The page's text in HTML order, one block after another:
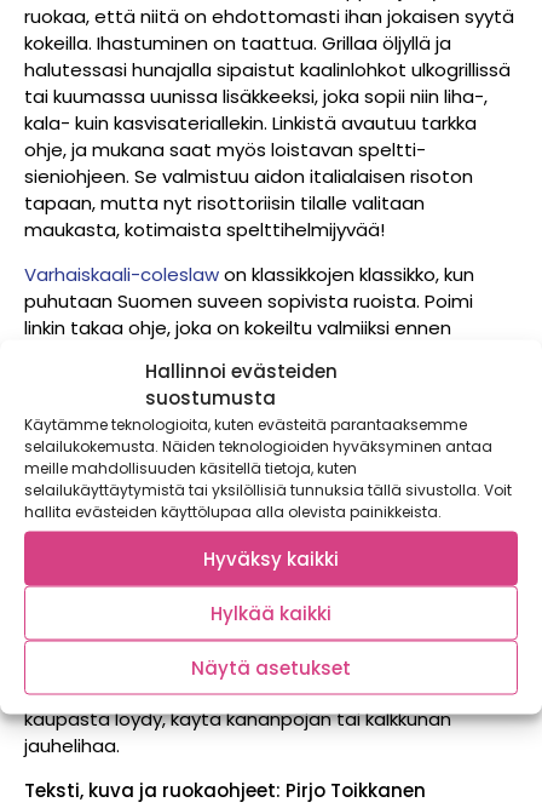
Hallinnoi evästeiden
suostumusta
Käytämme teknologioita, kuten evästeitä parantaaksemme
selailukokemusta. Näiden teknologioiden hyväksyminen antaa
meille mahdollisuuden käsitellä tietoja, kuten
selailukäyttäytymistä tai yksilöllisiä tunnuksia tällä sivustolla. Voit
hallita evästeiden käyttölupaa alla olevista painikkeista.
Hyväksy kaikki
Hylkää kaikki
Näytä asetukset
ruokaa, että niitä on ehdottomasti ihan jokaisen syytä
kokeilla. Ihastuminen on taattua. Grillaa öljyllä ja
halutessasi hunajalla sipaistut kaalinlohkot ulkogrillissä
tai kuumassa uunissa lisäkkeeksi, joka sopii niin liha-,
kala- kuin kasvisateriallekin. Linkistä avautuu tarkka
ohje, ja mukana saat myös loistavan speltti-
sieniohjeen. Se valmistuu aidon italialaisen risoton
tapaan, mutta nyt risottoriisin tilalle valitaan
maukasta, kotimaista spelttihelmijyvää!
Varhaiskaali-coleslawon klassikkojen klassikko, kun
puhutaan Suomen suveen sopivista ruoista. Poimi
linkin takaa ohje, joka on kokeiltu valmiiksi ennen
kaalin tilalle nyt kotimainen varhaiskaali tai kaksikin.
Kastike on täyteläistä, mutta se ei ole pelkkää
majoneesia vaan puoliksi majoneesia ja puoliksi
jogurttia, jolloin lopputulos on miellyttävä, maultaan
raikkaan hapokas. Tämä coleslaw sopii mille vain
aterialle ja myös täytteeksi erilaisten rullien ja
hampurilaisten sisään.
Varhaiskaalipatasaa aivan uuden sävyn, kun valitset
jauhelihan tilalle uutta suomalaiskeksintöä
nyhtökauraa! Maista ja vakuutu, miten hyvää ja
helppoa kokkaus voi olla. Säilyketomaattien tilalle voit
valita tuoreita tomaatteja. Jos nyhtökauraa ei
kaupasta löydy, käytä kananpojan tai kalkkunan
jauhelihaa.
Teksti, kuva ja ruokaohjeet: Pirjo Toikkanen